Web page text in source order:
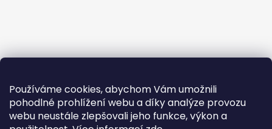
Používáme cookies, abychom Vám umožnili
pohodlné prohlížení webu a díky analýze provozu
webu neustále zlepšovali jeho funkce, výkon a